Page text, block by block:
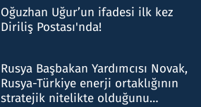
Oğuzhan Uğur’un ifadesi ilk kez
Diriliş Postası'nda!
Rusya Başbakan Yardımcısı Novak,
Rusya-Türkiye enerji ortaklığının
stratejik nitelikte olduğunu